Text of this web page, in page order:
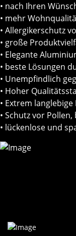
• nach Ihren
• mehr
• Allergikerschutz
• große
• Elegante
• beste Lösungen
• Unempfindlich
• Hoher
• Extrem
• Schutz vor
• lückenlose und